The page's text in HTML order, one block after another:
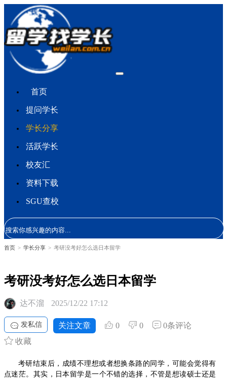
首页
提问学长
学长分享
活跃学长
校友汇
资料下载
SGU查校
首页 > 学长分享 > 考研没考好怎么选日本留学
考研没考好怎么选日本留学
达不溜 2025/12/22 17:12
发私信 关注文章 0 0
0条评论
收藏
考研结束后，成绩不理想或者想换条路的同学，可能会觉得有
点迷茫。其实，日本留学是一个不错的选择，不管是想读硕士还是